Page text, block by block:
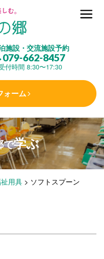
施設・交流施設予約
079-662-8457
付時間 8:30〜17:30
ォーム
で学ぶ
用具 > ソフトスプーン